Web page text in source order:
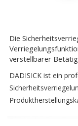
Die
verstellbarer
DADISICK ist ein